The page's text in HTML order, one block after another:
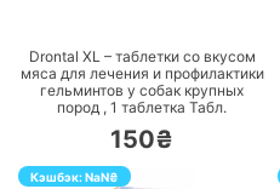
Drontal XL – таблетки со вкусом
мяса для лечения и профилактики
гельминтов у собак крупных
пород , 1 таблетка Табл.
150₴
Кэшбэк:NaN₴